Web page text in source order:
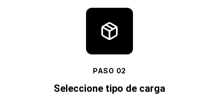
PASO 02
Seleccione tipo de carga